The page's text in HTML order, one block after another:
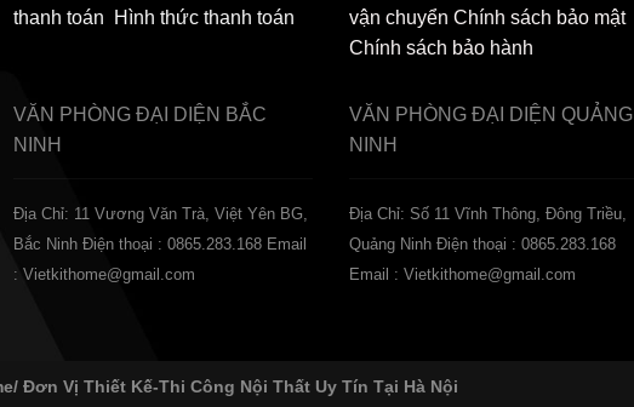
thanh toán
Hình thức thanh toán
vận chuyển Chính sách bảo mật
Chính sách bảo hành
VĂN PHÒNG ĐẠI DIỆN BẮC
NINH
Địa Chỉ: 11 Vương Văn Trà, Việt Yên BG,
Bắc Ninh Điện thoại : 0865.283.168 Email
: Vietkithome@gmail.com
VĂN PHÒNG ĐẠI DIỆN QUẢNG
NINH
Địa Chỉ: Số 11 Vĩnh Thông, Đông Triều,
Quảng Ninh Điện thoại : 0865.283.168
Email : Vietkithome@gmail.com
Đơn Vị Thiết Kế-Thi Công Nội Thất Uy Tín Tại Hà Nội